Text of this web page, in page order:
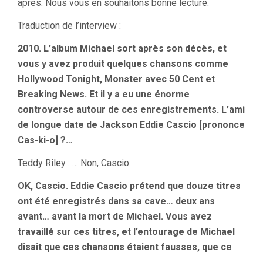
après. Nous vous en souhaitons bonne lecture.
Traduction de l’interview :
2010. L’album Michael sort après son décès, et
vous y avez produit quelques chansons comme
Hollywood Tonight, Monster avec 50 Cent et
Breaking News. Et il y a eu une énorme
controverse autour de ces enregistrements. L’ami
de longue date de Jackson Eddie Cascio [prononce
Cas-ki-o] ?…
Teddy Riley : … Non, Cascio.
OK, Cascio. Eddie Cascio prétend que douze titres
ont été enregistrés dans sa cave… deux ans
avant… avant la mort de Michael. Vous avez
travaillé sur ces titres, et l’entourage de Michael
disait que ces chansons étaient fausses, que ce